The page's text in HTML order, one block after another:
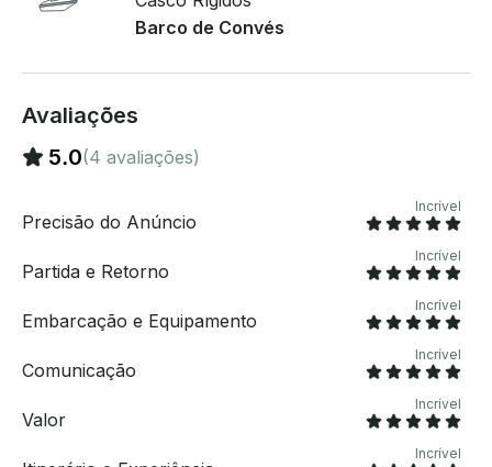
Barco de Convés
Avaliações
5.0(4 avaliações)
Precisão do Anúncio
Incrível
Partida e Retorno
Incrível
Embarcação e Equipamento
Incrível
Comunicação
Incrível
Valor
Incrível
Incrível